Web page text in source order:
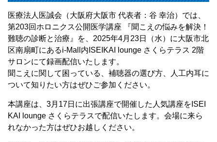
医療法人医誠会（大阪府大阪市 代表者：谷 幸治）では、
第203回ホロニクス公開医学講座 『聞こえの悩みを解決！
難聴の診断と治療』を、2025年4月23日（水）に大阪市北
区南扇町にあるi-Mall内ISEIKAI lounge さくらテラス 2階
サロンにて録画配信いたします。
聞こえに関して困っている、補聴器の選び方、人工内耳に
ついて知りたい方はぜひご参加ください。
本講座は、3月17日に出張講座で開催した人気講座をISEI
KAI lounge さくらテラスで配信いたします。会場に来ら
れなかった方はぜひお越しください。